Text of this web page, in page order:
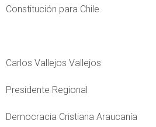
Constitución para Chile.
Carlos Vallejos Vallejos
Presidente Regional
Democracia Cristiana Araucanía